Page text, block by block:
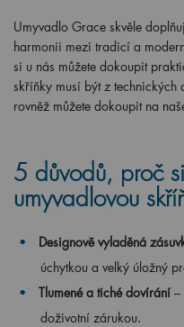
Umyvadlo Grace skvěle
harmonii mezi tradicí a
si u nás můžete dokoupit
skříňky musí být z technických
rovněž můžete dokoupit na
5 důvodů, proč
umyvadlovou
Designově vyladěná
úchytkou a velký úložný
Tlumené a tiché dovírání –
doživotní zárukou.